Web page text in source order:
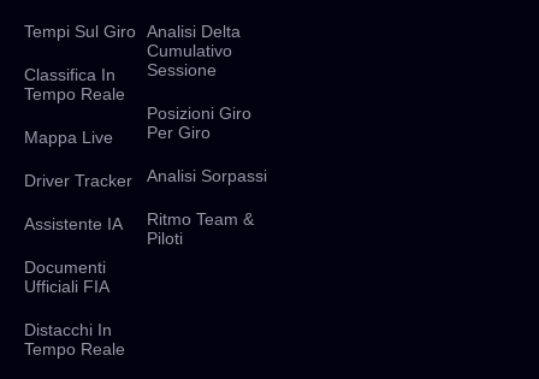
Tempi Sul Giro
Classifica In
Tempo Reale
Mappa Live
Driver Tracker
Assistente IA
Documenti
Ufficiali FIA
Distacchi In
Tempo Reale
Analisi Delta
Cumulativo
Sessione
Posizioni Giro
Per Giro
Analisi Sorpassi
Ritmo Team &
Piloti